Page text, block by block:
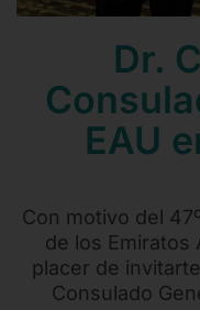
Dr.
EAU
Con motivo del
de los Emiratos
placer de
Consulado